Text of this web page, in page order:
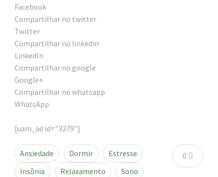
Facebook
Compartilhar no twitter
Twitter
Compartilhar no linkedin
LinkedIn
Compartilhar no google
Google+
Compartilhar no whatsapp
WhatsApp
[uam_ad id=”3279″]
0
Ansiedade Dormir
Estresse
Insônia
Relaxamento Sono